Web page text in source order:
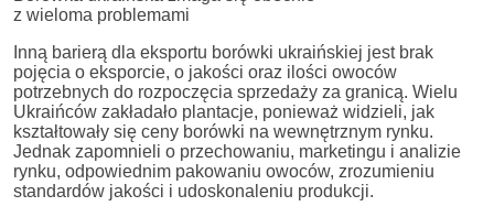
z wieloma problemami
Inną barierą dla eksportu borówki ukraińskiej jest brak
pojęcia o eksporcie, o jakości oraz ilości owoców
potrzebnych do rozpoczęcia sprzedaży za granicą. Wielu
Ukraińców zakładało plantacje, ponieważ widzieli, jak
kształtowały się ceny borówki na wewnętrznym rynku.
Jednak zapomnieli o przechowaniu, marketingu i analizie
rynku, odpowiednim pakowaniu owoców, zrozumieniu
standardów jakości i udoskonaleniu produkcji.